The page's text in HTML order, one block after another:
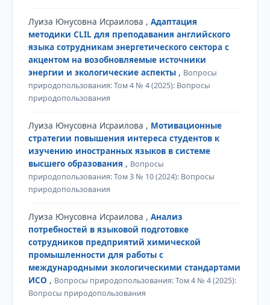
Луиза Юнусовна Исраилова , Адаптация
методики CLIL для преподавания английского
языка сотрудникам энергетического сектора с
акцентом на возобновляемые источники
энергии и экологические аспекты , Вопросы
природопользования: Том 4 № 4 (2025): Вопросы
природопользования
Луиза Юнусовна Исраилова , Мотивационные
стратегии повышения интереса студентов к
изучению иностранных языков в системе
высшего образования , Вопросы
природопользования: Том 3 № 10 (2024): Вопросы
природопользования
Луиза Юнусовна Исраилова , Анализ
потребностей в языковой подготовке
сотрудников предприятий химической
промышленности для работы с
международными экологическими стандартами
ИСО , Вопросы природопользования: Том 4 № 4 (2025):
Вопросы природопользования